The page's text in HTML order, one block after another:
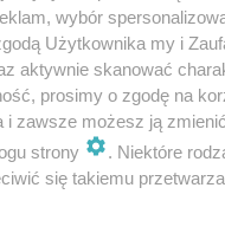
Jest pierwszą
klubu sportowego.
wybór
Użytkownika my i
aktywnie skanować
prosimy o zgodę na
i zawsze możesz ją
strony
. Niektóre
się takiemu